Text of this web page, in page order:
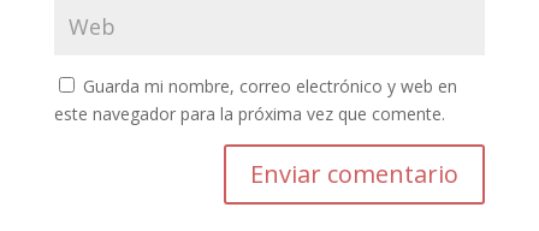
Guarda mi nombre, correo electrónico y web en
este navegador para la próxima vez que comente.